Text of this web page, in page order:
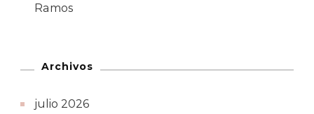
Ramos
Archivos
julio 2026